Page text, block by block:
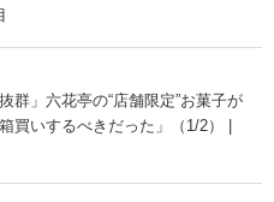
群」六花亭の“店舗限定”お菓子が
いするべきだった」（1/2） |